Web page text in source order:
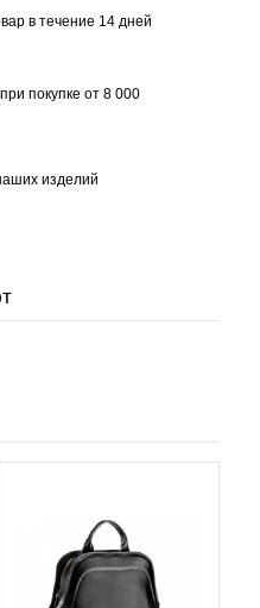
в течение 14 дней
покупке от 8 000
изделий